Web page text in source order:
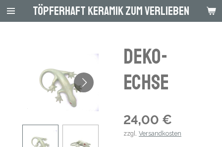
Zum
Hauptinhalt
Töpferhaft Keramik zum Verlieben
DEKO-
Echse
24,00 €
zzgl. Versandkosten